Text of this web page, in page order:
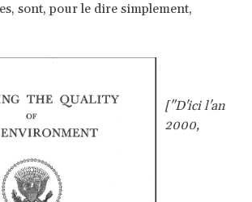
sont, pour le dire simplement,
["D'ici l'an
2000,